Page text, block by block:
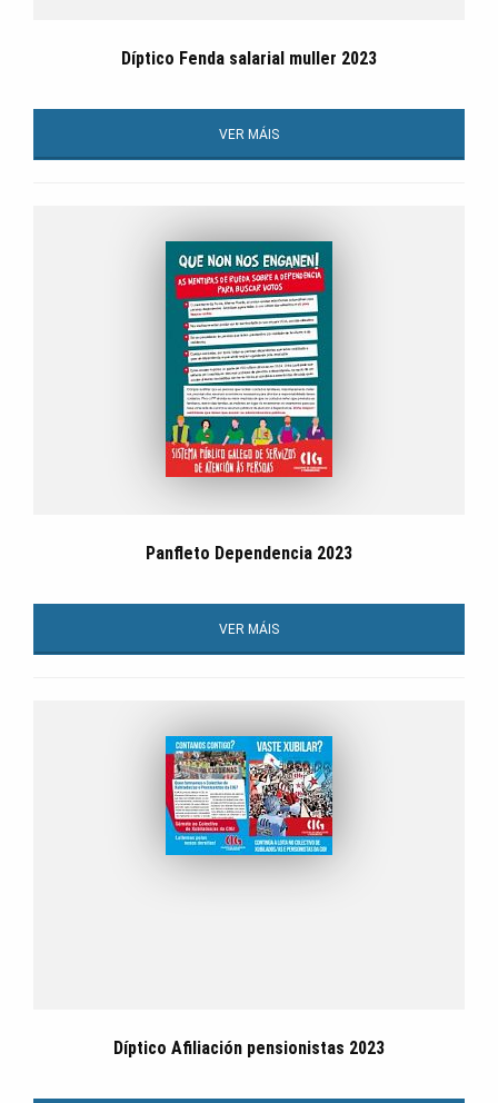
Díptico Fenda salarial muller 2023
VER MÁIS
Panfleto Dependencia 2023
VER MÁIS
Díptico Afiliación pensionistas 2023